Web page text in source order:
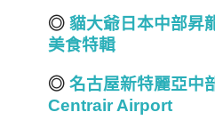
◎ 貓大爺日本中部昇
美食特輯
◎ 名古屋新特麗亞中
Centrair Airport